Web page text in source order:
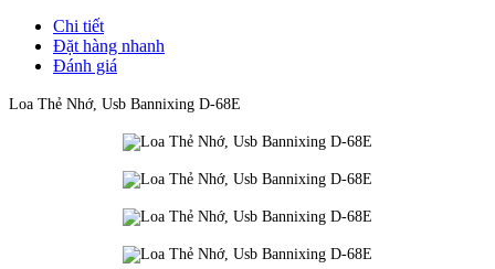
Chi tiết
Đặt hàng nhanh
Đánh giá
Loa Thẻ Nhớ, Usb Bannixing D-68E